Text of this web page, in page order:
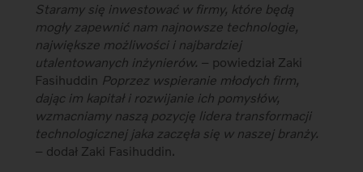
Staramy się inwestować w firmy, które będą
mogły zapewnić nam najnowsze technologie,
największe możliwości i najbardziej
utalentowanych inżynierów. – powiedział Zaki
Fasihuddin Poprzez wspieranie młodych firm,
dając im kapitał i rozwijanie ich pomysłów,
wzmacniamy naszą pozycję lidera transformacji
technologicznej jaka zaczęła się w naszej branży.
– dodał Zaki Fasihuddin.